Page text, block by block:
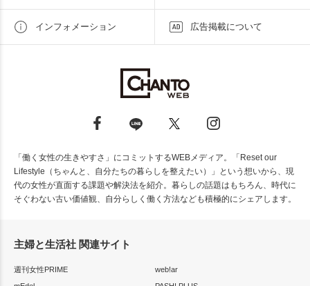
インフォメーション 広告掲載について
「働く女性の生きやすさ」にコミットするWEBメディア。「Reset our
Lifestyle（ちゃんと、自分たちの暮らしを整えたい）」という想いから、現
代の女性が直面する課題や解決法を紹介。暮らしの話題はもちろん、時代に
そぐわない古い価値観、自分らしく働く方法なども積極的にシェアします。
主婦と生活社 関連サイト
週刊女性PRIME
web!ar